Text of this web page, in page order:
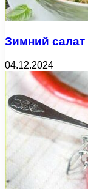
Зимний
04.12.2024